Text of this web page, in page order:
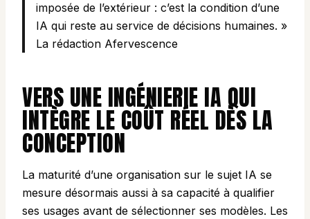
imposée de l’extérieur : c’est la condition d’une
IA qui reste au service de décisions humaines. »
La rédaction Afervescence
VERS UNE INGÉNIERIE IA QUI
INTÈGRE LE COÛT RÉEL DÈS LA
CONCEPTION
La maturité d’une organisation sur le sujet IA se
mesure désormais aussi à sa capacité à qualifier
ses usages avant de sélectionner ses modèles. Les